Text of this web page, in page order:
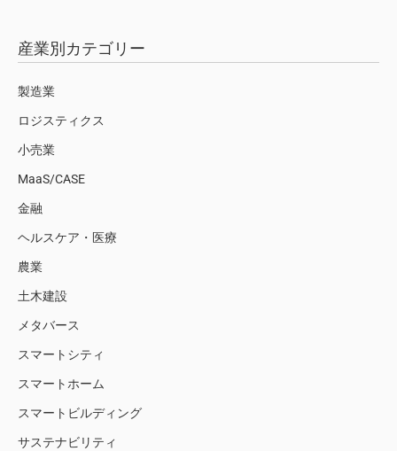
産業別カテゴリー
製造業
ロジスティクス
小売業
MaaS/CASE
金融
ヘルスケア・医療
農業
土木建設
メタバース
スマートシティ
スマートホーム
スマートビルディング
サステナビリティ